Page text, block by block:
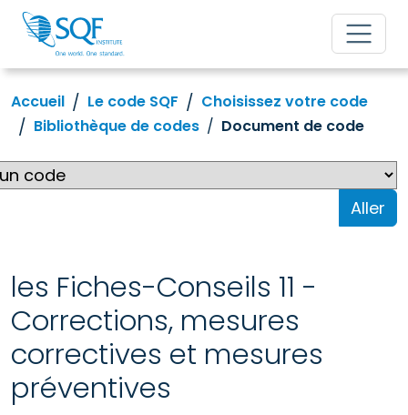
Accueil Le code SQF
Choisissez votre code
Bibliothèque de codes
Document de code
Aller
les Fiches-Conseils 11 -
Corrections, mesures
correctives et mesures
préventives